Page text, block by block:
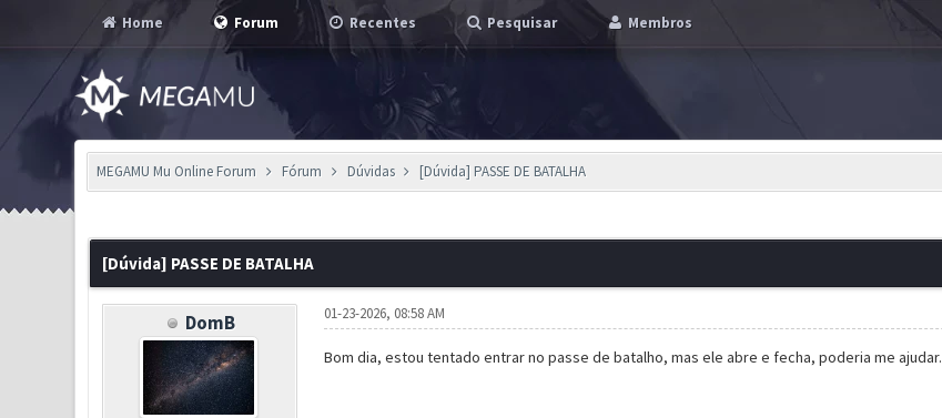
Home Forum Recentes Pesquisar Membros
MEGAMU Mu Online Forum Fórum Dúvidas [Dúvida] PASSE DE BATALHA
[Dúvida] PASSE DE BATALHA
DomB 01-23-2026, 08:58 AM
Bom dia, estou tentado entrar no passe de batalho, mas ele abre e fecha, poderia me ajudar.